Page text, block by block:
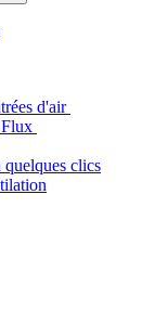
d'air
clics